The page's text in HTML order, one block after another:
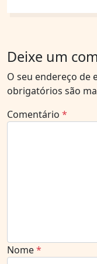
Deixe um
O seu endereço de
obrigatórios são
Comentário *
Nome*